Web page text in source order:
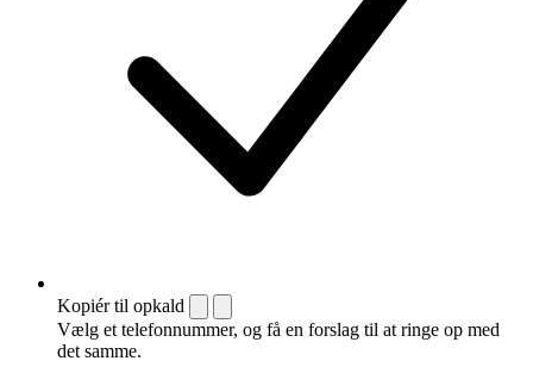
Kopiér til opkald
Vælg et telefonnummer, og få en forslag til at ringe op med
det samme.